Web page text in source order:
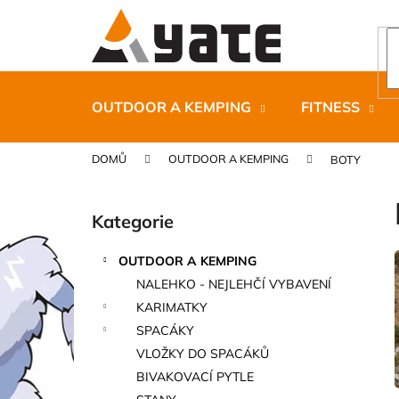
OUTDOOR A KEMPING FITNESS
DOMŮ OUTDOOR A KEMPING BOTY
r
a
n
Přeskočit
kategorie
Kategorie
OUTDOOR A KEMPING
NALEHKO - NEJLEHČÍ VYBAVENÍ
KARIMATKY
SPACÁKY
VLOŽKY DO SPACÁKŮ
BIVAKOVACÍ PYTLE
í
do
do
CARNOSPORT GEL 100 ML
899 Kč